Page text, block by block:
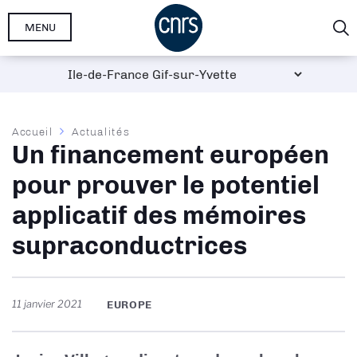
Aller
MENU
Fil
d'Ariane
Accueil Actualités
Un financement européen
pour prouver le potentiel
applicatif des mémoires
supraconductrices
11 janvier 2021 EUROPE